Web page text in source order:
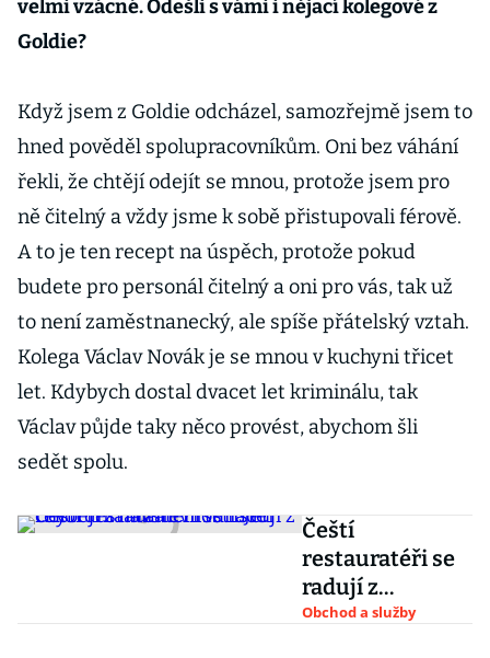
velmi vzácné. Odešli s vámi i nějací kolegové z
Goldie?
Když jsem z Goldie odcházel, samozřejmě jsem to
hned pověděl spolupracovníkům. Oni bez váhání
řekli, že chtějí odejít se mnou, protože jsem pro
ně čitelný a vždy jsme k sobě přistupovali férově.
A to je ten recept na úspěch, protože pokud
budete pro personál čitelný a oni pro vás, tak už
to není zaměstnanecký, ale spíše přátelský vztah.
Kolega Václav Novák je se mnou v kuchyni třicet
let. Kdybych dostal dvacet let kriminálu, tak
Václav půjde taky něco provést, abychom šli
sedět spolu.
Čeští
restauratéři se
radují z
rekordní
Obchod a služby